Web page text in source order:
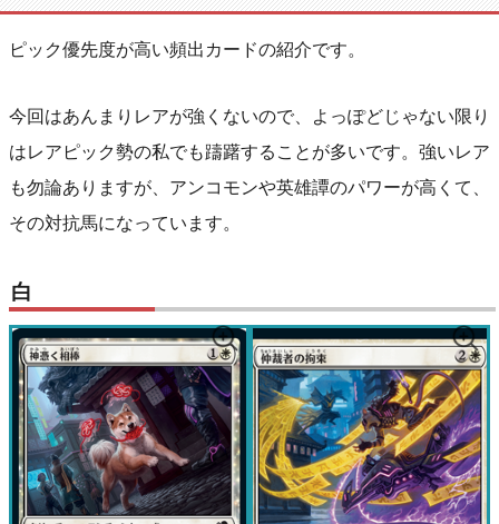
ピック優先度が高い頻出カードの紹介です。
今回はあんまりレアが強くないので、よっぽどじゃない限り
はレアピック勢の私でも躊躇することが多いです。強いレア
も勿論ありますが、アンコモンや英雄譚のパワーが高くて、
その対抗馬になっています。
白